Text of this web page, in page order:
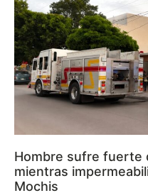
Hombre sufre fuerte
mientras
Mochis